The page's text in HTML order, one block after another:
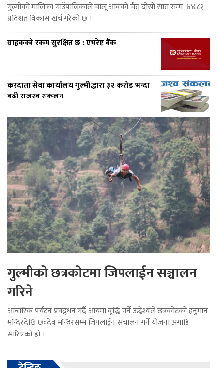
गुल्मीको मालिका गाउँपालिकाले चालू आवको चैत दोस्रो सात सम्म ४४.८२
प्रतिशत विकास खर्च गरेको छ ।
ग्राहकको रकम सुरक्षित छ : एभरेष्ट बैंक
करदाता सेवा कार्यालय गुल्मीद्धारा ३२ करोड भन्दा
बढी राजस्व संकलन
गुल्मीको छत्रकोटमा जिपलाईन सञ्चालन
गरिने
आन्तरिक पर्यटन प्रवद्र्धन गर्दै आयमा वृद्धि गर्ने उद्धेश्यले छत्रकोटको हनुमान
मन्दिरदेखि छत्रदेव मन्दिरसम्म जिपलाईन संचालन गर्ने योजना अगाडि
सारिएको हो ।